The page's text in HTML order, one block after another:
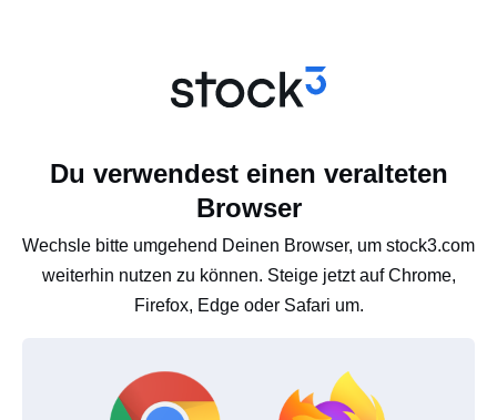
Du verwendest einen veralteten
Browser
Wechsle bitte umgehend Deinen Browser, um stock3.com
weiterhin nutzen zu können. Steige jetzt auf Chrome,
Firefox, Edge oder Safari um.